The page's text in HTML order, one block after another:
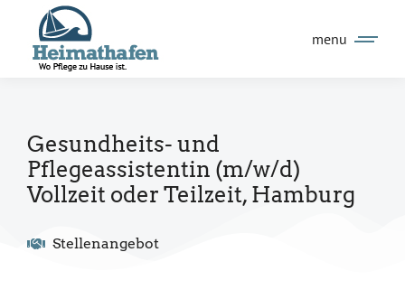
springen
menu
Gesundheits- und
Pflegeassistentin (m/w/d)
Vollzeit oder Teilzeit, Hamburg
Stellenangebot